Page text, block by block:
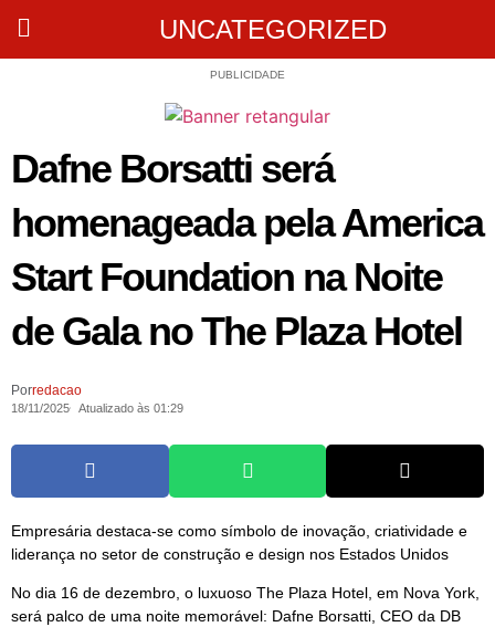
UNCATEGORIZED
PUBLICIDADE
Dafne Borsatti será
homenageada pela America
Start Foundation na Noite
de Gala no The Plaza Hotel
Porredacao
18/11/2025 Atualizado às 01:29
Empresária destaca-se como símbolo de inovação, criatividade e
liderança no setor de construção e design nos Estados Unidos
No dia 16 de dezembro, o luxuoso The Plaza Hotel, em Nova York,
será palco de uma noite memorável: Dafne Borsatti, CEO da DB